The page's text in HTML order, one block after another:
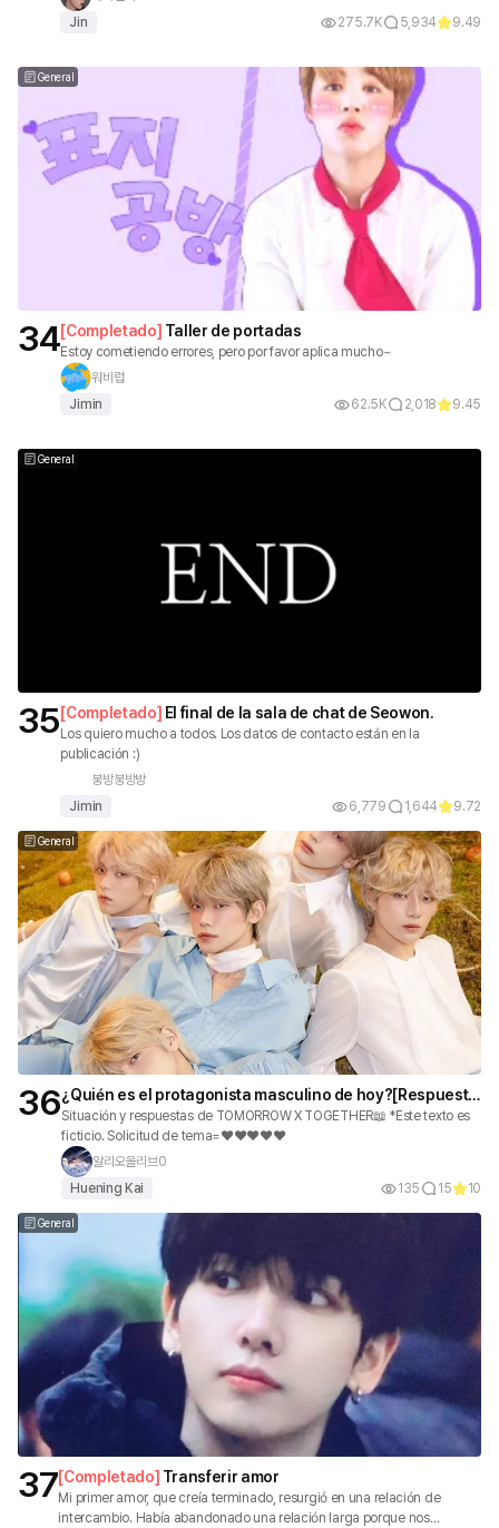
Jin
275.7K 5,934 9.49
General
34[Completado] Taller de portadas
Estoy cometiendo errores, pero por favor aplica mucho~
워비럽
Jimin
62.5K 2,018 9.45
General
35[Completado] El final de la sala de chat de Seowon.
Los quiero mucho a todos. Los datos de contacto están en la
publicación :)
붕방붕방방
Jimin
6,779 1,644 9.72
General
36¿Quién es el protagonista masculino de hoy?[Respuesta
de situación]
Situación y respuestas de TOMORROW X TOGETHER📖 *Este texto es
ficticio. Solicitud de tema=❤️❤️❤️❤️❤️
알리오올리브0
Huening Kai
135 15 10
General
37[Completado] Transferir amor
Mi primer amor, que creía terminado, resurgió en una relación de
intercambio. Había abandonado una relación larga porque nos